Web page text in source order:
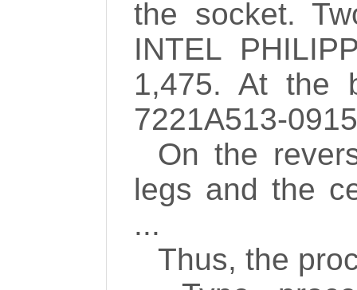
the socket.
INTEL
1,475. At the
7221A513-
On the
legs and the
...
Thus, the